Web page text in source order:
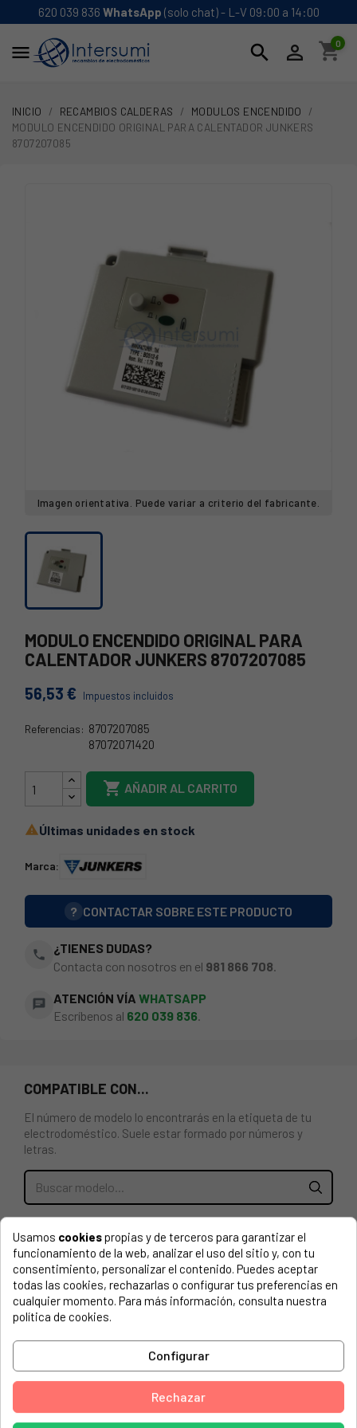
620 039 836 WhatsApp (solo chat) - L-V 09:00 a 14:00
 search  shopping_cart
0
INICIO RECAMBIOS CALDERAS
MODULOS ENCENDIDO
MODULO ENCENDIDO ORIGINAL PARA CALENTADOR JUNKERS
8707207085
Imagen orientativa. Puede variar a criterio del fabricante.
MODULO ENCENDIDO ORIGINAL PARA
CALENTADOR JUNKERS 8707207085
56,53 € Impuestos incluidos
Referencias: 8707207085
87072071420
 AÑADIR AL CARRITO
Últimas unidades en stock
Marca:
? CONTACTAR SOBRE ESTE PRODUCTO
phone
¿TIENES DUDAS?
Contacta con nosotros en el 981 866 708
chat ATENCIÓN VÍA WHATSAPP
Escríbenos al 620 039 836.
COMPATIBLE CON...
El número de modelo lo encontrarás en la etiqueta de tu
electrodoméstico. Suele estar formado por números y
letras.
JUNKERS 8707207085. La colocación y reparación debe ser
efectuada por un servicio técnico oficial del fabricante
pues requiere de conocimientos técnicos. una mala
colocación por parte del comprador puede causar daños
irreversibles. en caso contrario no tendrá garantía ni se
admitirá su devolución
JUNKERS, 7701331788 WR11G23
JUNKERS, 7701431589 WR8G31 (BOSCH)-SR
JUNKERS, 7701431590 WR11G31 (BOSCH)-SR
Usamos cookiespropias y de terceros para garantizar el
funcionamiento de la web, analizar el uso del sitio y, con tu
consentimiento, personalizar el contenido. Puedes aceptar
todas las cookies, rechazarlas o configurar tus preferencias en
cualquier momento. Para más información, consulta nuestra
política de cookies.
Configurar
Rechazar